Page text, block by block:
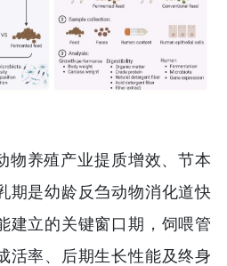
物养殖产业提质增效、节本
期是幼龄反刍动物消化道快
建立的关键窗口期，饲喂管
活率、后期生长性能及终身